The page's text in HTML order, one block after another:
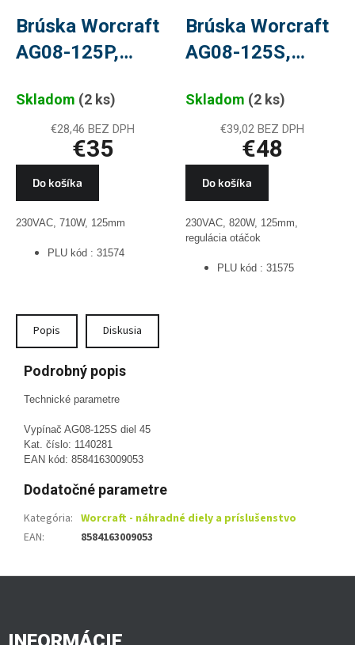
Brúska Worcraft
AG08-125P,
PLU 31574
Skladom (2 ks)
€28,46 BEZ DPH
€35
Do košíka
230VAC, 710W, 125mm
PLU kód : 31574
Brúska Worcraft
AG08-125S,
uhlová, s
reguláciou
otáčok, PLU
31575
Skladom (2 ks)
€39,02 BEZ DPH
€48
Do košíka
230VAC, 820W, 125mm,
regulácia otáčok
PLU kód : 31575
Popis Diskusia
Podrobný popis
Technické parametre
Vypínač AG08-125S diel 45
Kat. číslo: 1140281
EAN kód: 8584163009053
Dodatočné parametre
Kategória: Worcraft - náhradné diely a príslušenstvo
EAN: 8584163009053